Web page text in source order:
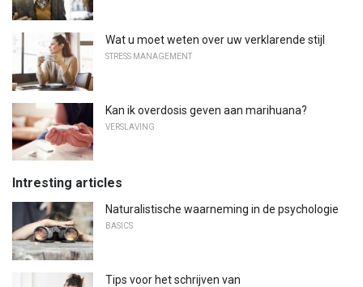
Wat u moet weten over uw verklarende stijl
STRESS MANAGEMENT
Kan ik overdosis geven aan marihuana?
VERSLAVING
Intresting articles
Naturalistische waarneming in de psychologie
BASICS
Tips voor het schrijven van